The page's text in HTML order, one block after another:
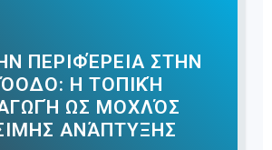
ΠΕΡΙΦΈΡΕΙΑ ΣΤΗΝ
Η ΤΟΠΙΚΉ
ΩΣ ΜΟΧΛΌΣ
ΑΝΆΠΤΥΞΗΣ